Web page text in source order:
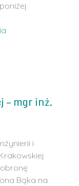
– mgr inż.
i
Bąka na